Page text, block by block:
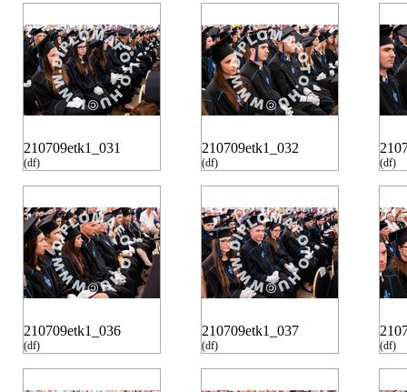
210709etk1_031
(df)
210709etk1_032
(df) (df)
210709etk1_036
(df)
210709etk1_037
(df) (df)